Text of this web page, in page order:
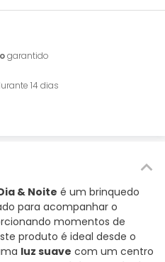
garantido
14 dias
& Noite é um brinquedo
para acompanhar o
momentos de
produto é ideal desde o
luz suave com um centro